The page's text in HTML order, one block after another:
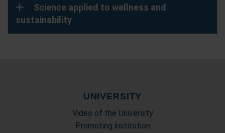
Science applied to wellness and
sustainability
UNIVERSITY
Video of the University
Promoting institution